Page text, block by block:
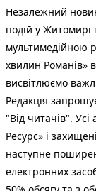
Незалежний
подій у Житомирі
мультимедійною
хвилин Романів»
висвітлюємо
Редакція
"Від читачів".
Ресурс» і
наступне
електронних